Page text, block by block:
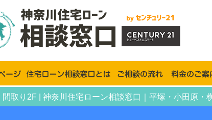
間取り2F | 神奈川住宅ローン相談窓口｜平塚・小田原